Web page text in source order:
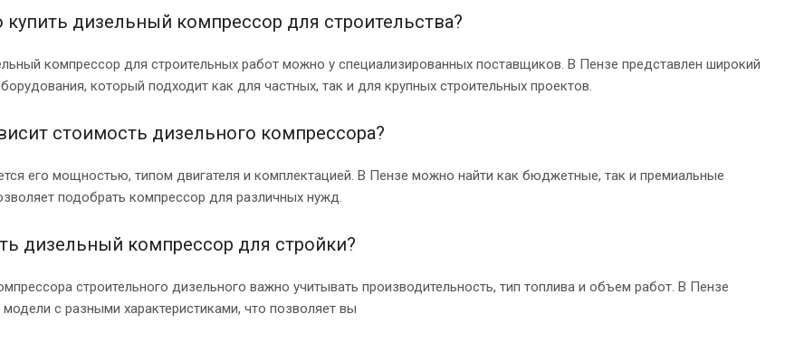
дизельный компрессор для строительства?
компрессор для строительных работ можно у специализированных поставщиков. В Пензе представлен широкий
который подходит как для частных, так и для крупных строительных проектов.
стоимость дизельного компрессора?
его мощностью, типом двигателя и комплектацией. В Пензе можно найти как бюджетные, так и премиальные
подобрать компрессор для различных нужд.
дизельный компрессор для стройки?
строительного дизельного важно учитывать производительность, тип топлива и объем работ. В Пензе
с разными характеристиками, что позволяет вы